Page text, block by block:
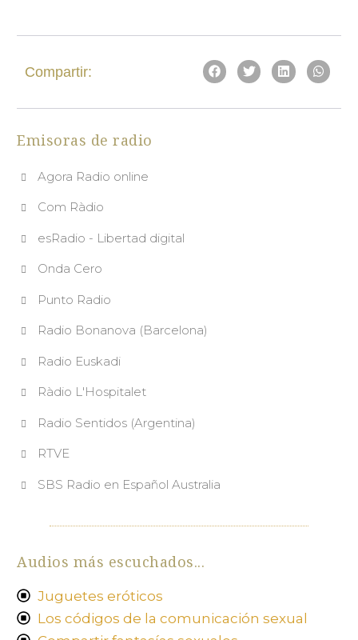
Compartir:
Emisoras de radio
Agora Radio online
Com Ràdio
esRadio - Libertad digital
Onda Cero
Punto Radio
Radio Bonanova (Barcelona)
Radio Euskadi
Ràdio L'Hospitalet
Radio Sentidos (Argentina)
RTVE
SBS Radio en Español Australia
Audios más escuchados...
Juguetes eróticos
Los códigos de la comunicación sexual